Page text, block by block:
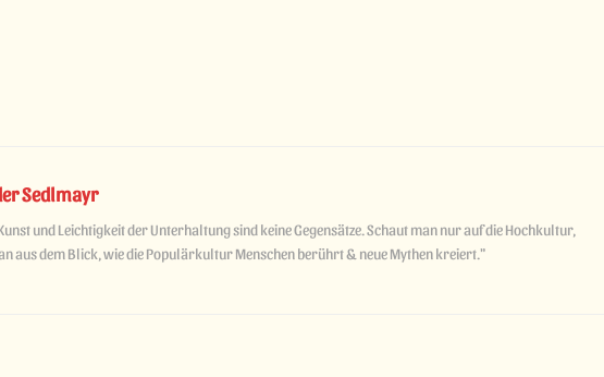
Sedlmayr
und Leichtigkeit der Unterhaltung sind keine Gegensätze. Schaut man nur auf die Hochkultur,
aus dem Blick, wie die Populärkultur Menschen berührt & neue Mythen kreiert."